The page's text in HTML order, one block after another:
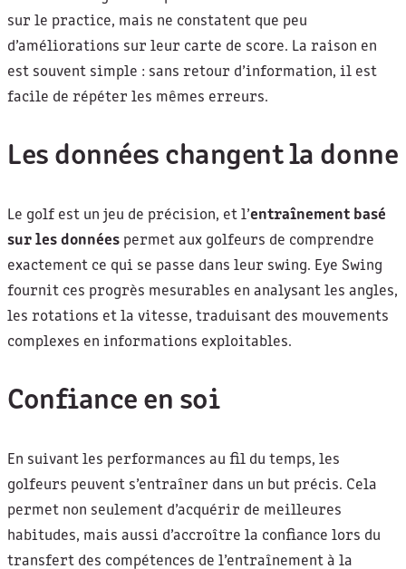
sur le practice, mais ne constatent que peu
d’améliorations sur leur carte de score. La raison en
est souvent simple : sans retour d’information, il est
facile de répéter les mêmes erreurs.
Les données changent la donne
Le golf est un jeu de précision, et l’entraînement basé
sur les données permet aux golfeurs de comprendre
exactement ce qui se passe dans leur swing. Eye Swing
fournit ces progrès mesurables en analysant les angles,
les rotations et la vitesse, traduisant des mouvements
complexes en informations exploitables.
Confiance en soi
En suivant les performances au fil du temps, les
golfeurs peuvent s’entraîner dans un but précis. Cela
permet non seulement d’acquérir de meilleures
habitudes, mais aussi d’accroître la confiance lors du
transfert des compétences de l’entraînement à la